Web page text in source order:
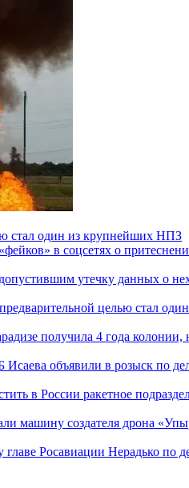
стал один из крупнейших НПЗ
в соцсетях о
утечку данных о
целью стал
получила 4 года
объявили в розыск по
в России ракетное
машину создателя дрона
Росавиации Нерадько по